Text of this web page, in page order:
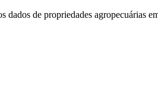
dados de propriedades agropecuárias